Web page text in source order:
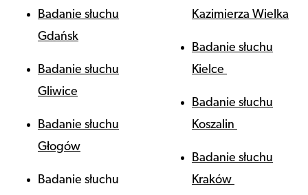
Badanie słuchu
Gdańsk
Badanie słuchu
Gliwice
Badanie słuchu
Głogów
Badanie słuchu
Kazimierza Wielka
Badanie słuchu
Kielce
Badanie słuchu
Koszalin
Badanie słuchu
Kraków